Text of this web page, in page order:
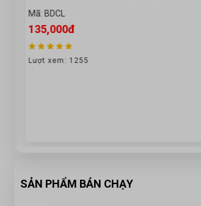
Mã: BDCL
135,000đ
Lượt xem: 1255
SẢN PHẨM BÁN CHẠY